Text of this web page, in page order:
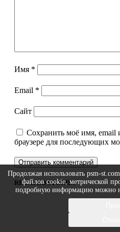
Имя *
Email *
Сайт
Сохранить моё имя, email
браузере для последующих
RELATED STORIES
Продолжая использовать psm-
файлов cookie, метрической
подробную информацию можно